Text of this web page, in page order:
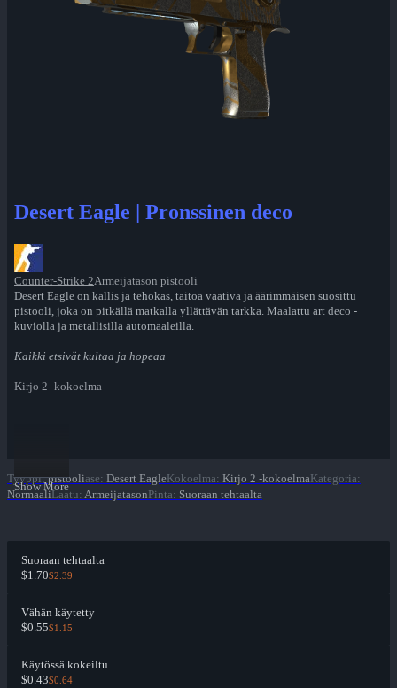
Desert Eagle | Pronssinen deco
Counter-Strike 2Armeijatason pistooli
Desert Eagle on kallis ja tehokas, taitoa vaativa ja äärimmäisen suosittu
pistooli, joka on pitkällä matkalla yllättävän tarkka. Maalattu art deco -
kuviolla ja metallisilla automaaleilla.
Kaikki etsivät kultaa ja hopeaa
Kirjo 2 -kokoelma
Show More
Tyyppi: pistooliase: Desert EagleKokoelma: Kirjo 2 -kokoelmaKategoria:
NormaaliLaatu: ArmeijatasonPinta: Suoraan tehtaalta
Suoraan tehtaalta
$1.70$2.39
Vähän käytetty
$0.55$1.15
Käytössä kokeiltu
$0.43$0.64